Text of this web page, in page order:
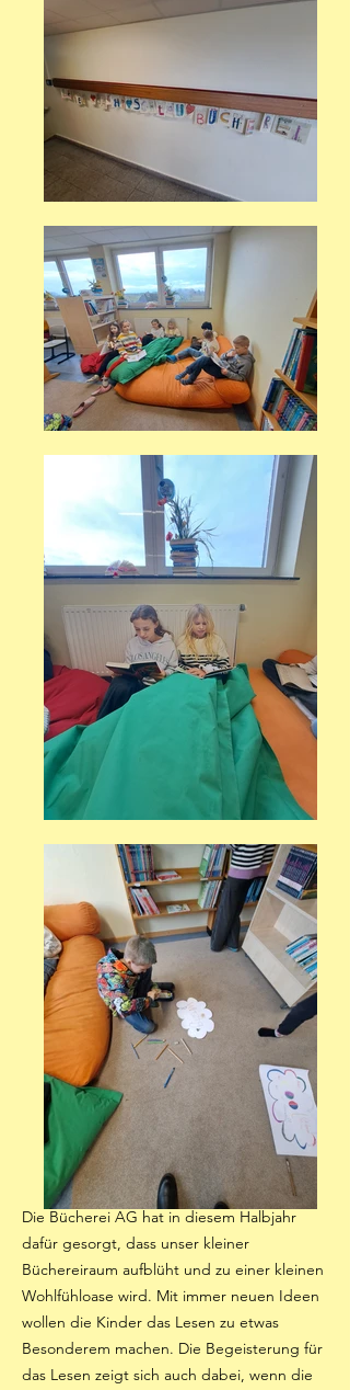
Die Bücherei AG hat in diesem Halbjahr
dafür gesorgt, dass unser kleiner
Büchereiraum aufblüht und zu einer kleinen
Wohlfühloase wird. Mit immer neuen Ideen
wollen die Kinder das Lesen zu etwas
Besonderem machen. Die Begeisterung für
das Lesen zeigt sich auch dabei, wenn die